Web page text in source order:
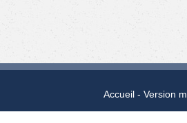
Accueil Version